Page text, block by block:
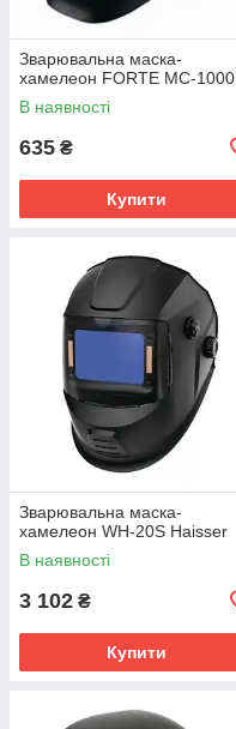
Зварювальна маска-
хамелеон FORTE МС-1000
В наявності
635 ₴
Купити
Зварювальна маска-
хамелеон WH-20S Haisser
В наявності
3 102 ₴
Купити